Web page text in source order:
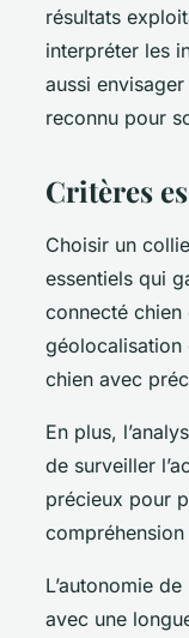
résultats
interpréter les
aussi
reconnu pour
Critères
Choisir un
essentiels qui
connecté
géolocalisation
chien avec
En plus,
de surveiller
précieux pour
L’autonomie
avec une